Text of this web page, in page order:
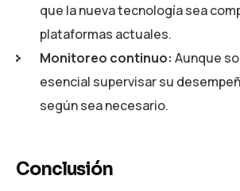
que la nueva tecnología sea
plataformas actuales.
Monitoreo continuo: Aunque
esencial supervisar su
según sea necesario.
Conclusión